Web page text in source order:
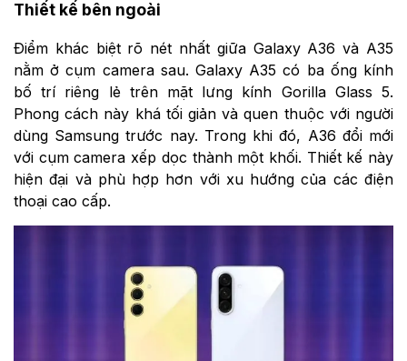
Thiết kế bên ngoài
Điểm khác biệt rõ nét nhất giữa Galaxy A36 và A35
nằm ở cụm camera sau. Galaxy A35 có ba ống kính
bố trí riêng lẻ trên mặt lưng kính Gorilla Glass 5.
Phong cách này khá tối giản và quen thuộc với người
dùng Samsung trước nay. Trong khi đó, A36 đổi mới
với cụm camera xếp dọc thành một khối. Thiết kế này
hiện đại và phù hợp hơn với xu hướng của các điện
thoại cao cấp.